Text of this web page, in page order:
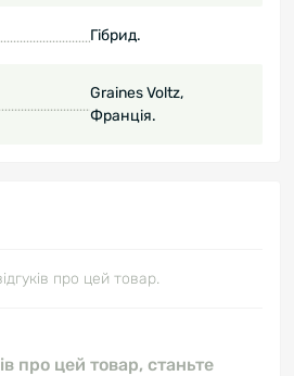
Гібрид.
Graines Voltz,
Франція.
про цей товар.
про цей товар, станьте